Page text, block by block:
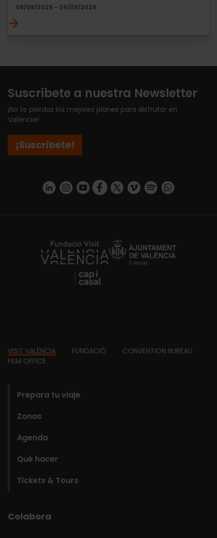
06/08/2026 - 06/08/2026
Suscríbete a nuestra Newsletter
¡No te pierdas los mejores planes para disfrutar en
València!
¡Suscríbete!
https://www.linkedin.com/company/turismo-valencia/mycompany/
https://www.instagram.com/visit_valencia/
https://www.youtube.com/user/
https://www.facebook.com/
https://twitter.com/
https://vimeo.com/
https://https://api.whatsapp.com/
https://fundacion.visitvalencia.com/
Footer
VISIT VALÈNCIA FUNDACIÓ
CONVENTION BUREAU
FILM OFFICE
Prepara tu viaje
Zonas
Agenda
Qué hacer
Tickets & Tours
Colabora